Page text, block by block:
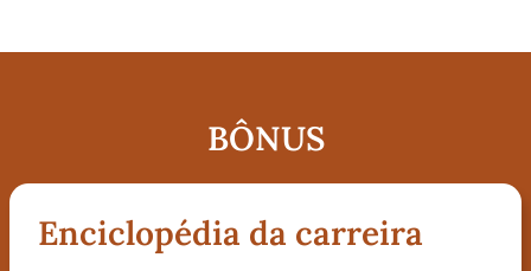
BÔNUS
Enciclopédia da carreira